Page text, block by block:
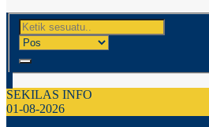
SEKILAS INFO
01-08-2026